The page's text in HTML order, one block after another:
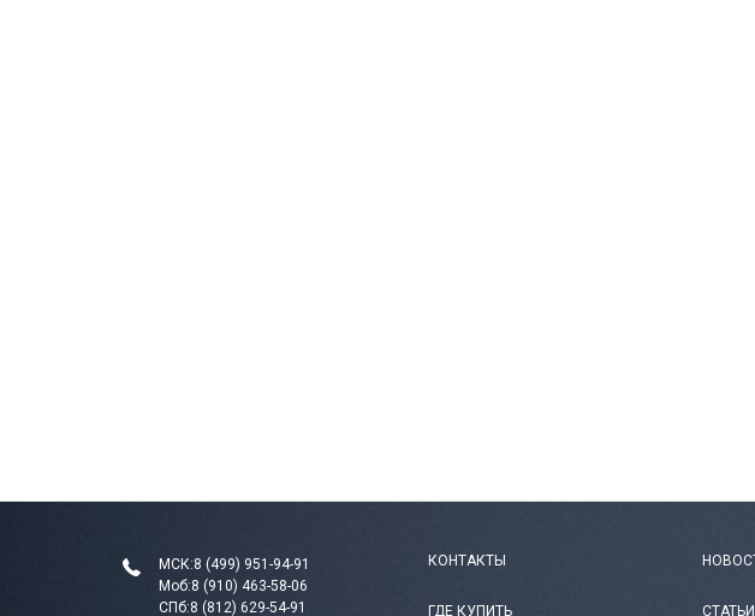
МСК:8 (499) 951-94-91
Моб:8 (910) 463-58-06
СПб:8 (812) 629-54-91
КОНТАКТЫ
ГДЕ КУПИТЬ СТАТЬИ